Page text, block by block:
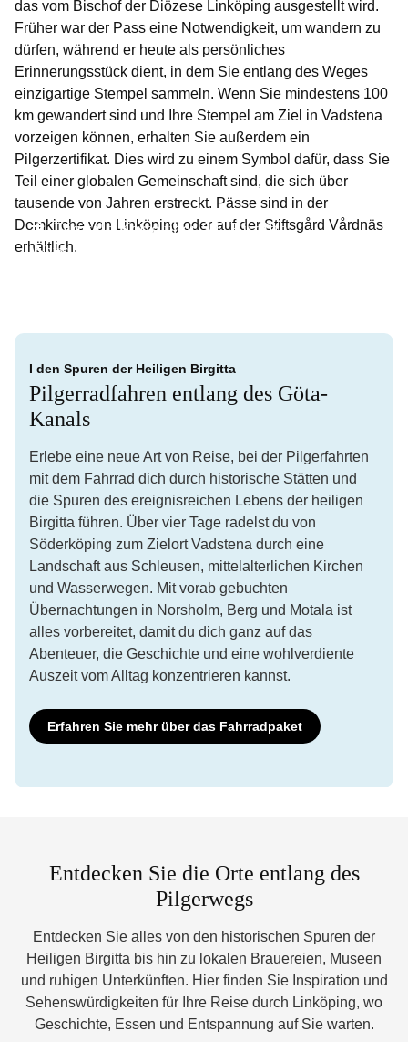
das vom Bischof der Diözese Linköping ausgestellt wird.
Früher war der Pass eine Notwendigkeit, um wandern zu
dürfen, während er heute als persönliches
Erinnerungsstück dient, in dem Sie entlang des Weges
einzigartige Stempel sammeln. Wenn Sie mindestens 100
km gewandert sind und Ihre Stempel am Ziel in Vadstena
vorzeigen können, erhalten Sie außerdem ein
Pilgerzertifikat. Dies wird zu einem Symbol dafür, dass Sie
Teil einer globalen Gemeinschaft sind, die sich über
tausende von Jahren erstreckt. Pässe sind in der
Domkirche von Linköping oder auf der Stiftsgård Vårdnäs
erhältlich.
Digitale Karte über ST. Birgitta
WaysPacktipps und Ausrüstung
I den Spuren der Heiligen Birgitta
Pilgerradfahren entlang des Göta-
Kanals
Erlebe eine neue Art von Reise, bei der Pilgerfahrten
mit dem Fahrrad dich durch historische Stätten und
die Spuren des ereignisreichen Lebens der heiligen
Birgitta führen. Über vier Tage radelst du von
Söderköping zum Zielort Vadstena durch eine
Landschaft aus Schleusen, mittelalterlichen Kirchen
und Wasserwegen. Mit vorab gebuchten
Übernachtungen in Norsholm, Berg und Motala ist
alles vorbereitet, damit du dich ganz auf das
Abenteuer, die Geschichte und eine wohlverdiente
Auszeit vom Alltag konzentrieren kannst.
Erfahren Sie mehr über das Fahrradpaket
Entdecken Sie die Orte entlang des
Pilgerwegs
Entdecken Sie alles von den historischen Spuren der
Heiligen Birgitta bis hin zu lokalen Brauereien, Museen
und ruhigen Unterkünften. Hier finden Sie Inspiration und
Sehenswürdigkeiten für Ihre Reise durch Linköping, wo
Geschichte, Essen und Entspannung auf Sie warten.